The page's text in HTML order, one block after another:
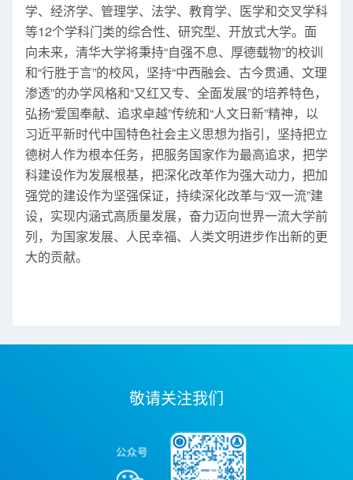
学、经济学、管理学、法学、教育学、医学和交叉学科
等12个学科门类的综合性、研究型、开放式大学。面
向未来，清华大学将秉持“自强不息、厚德载物”的校训
和“行胜于言”的校风，坚持“中西融会、古今贯通、文理
渗透”的办学风格和“又红又专、全面发展”的培养特色，
弘扬“爱国奉献、追求卓越”传统和“人文日新”精神，以
习近平新时代中国特色社会主义思想为指引，坚持把立
德树人作为根本任务，把服务国家作为最高追求，把学
科建设作为发展根基，把深化改革作为强大动力，把加
强党的建设作为坚强保证，持续深化改革与“双一流”建
设，实现内涵式高质量发展，奋力迈向世界一流大学前
列，为国家发展、人民幸福、人类文明进步作出新的更
大的贡献。
敬请关注我们